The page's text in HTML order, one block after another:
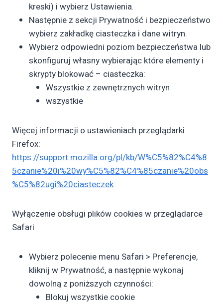
kreski) i wybierz Ustawienia.
Następnie z sekcji Prywatność i bezpieczeństwo
wybierz zakładkę ciasteczka i dane witryn.
Wybierz odpowiedni poziom bezpieczeństwa lub
skonfiguruj własny wybierając które elementy i
skrypty blokować – ciasteczka:
Wszystkie z zewnętrznych witryn
wszystkie
Więcej informacji o ustawieniach przeglądarki
Firefox:
https://support.mozilla.org/pl/kb/W%C5%82%C4%8
5czanie%20i%20wy%C5%82%C4%85czanie%20obs
%C5%82ugi%20ciasteczek
Wyłączenie obsługi plików cookies w przeglądarce
Safari
Wybierz polecenie menu Safari > Preferencje,
kliknij w Prywatność, a następnie wykonaj
dowolną z poniższych czynności:
Blokuj wszystkie cookie